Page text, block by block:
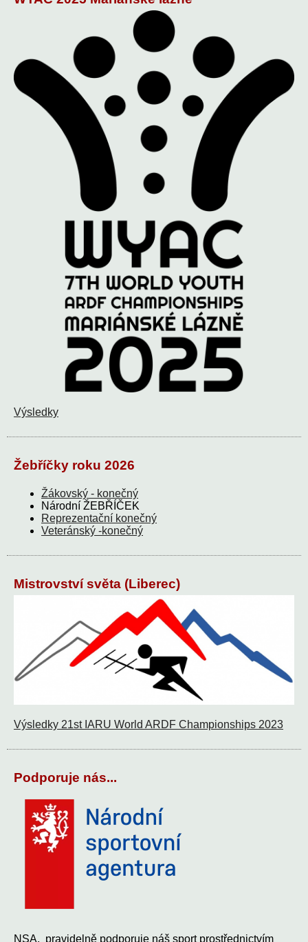
Výsledky
Žebříčky roku 2026
Žákovský - konečný
Národní ŽEBŘÍČEK
Reprezentační konečný
Veteránský -konečný
Mistrovství světa (Liberec)
Výsledky 21st IARU World ARDF Championships 2023
Podporuje nás...
NSA. pravidelně podporuje náš sport prostřednictvím